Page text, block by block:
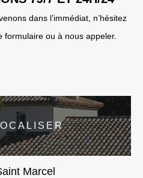
dans l’immédiat, n’hésitez
formulaire ou à nous appeler.
Marcel